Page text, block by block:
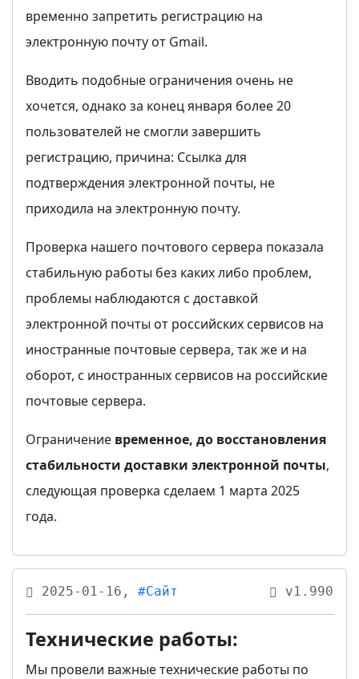
временно запретить регистрацию на
электронную почту от Gmail.
Вводить подобные ограничения очень не
хочется, однако за конец января более 20
пользователей не смогли завершить
регистрацию, причина: Ссылка для
подтверждения электронной почты, не
приходила на электронную почту.
Проверка нашего почтового сервера показала
стабильную работы без каких либо проблем,
проблемы наблюдаются с доставкой
электронной почты от российских сервисов на
иностранные почтовые сервера, так же и на
оборот, с иностранных сервисов на российские
почтовые сервера.
Ограничение временное, до восстановления
стабильности доставки электронной почты,
следующая проверка сделаем 1 марта 2025
года.
2025-01-16, #Сайт v1.990
Технические работы:
Мы провели важные технические работы по